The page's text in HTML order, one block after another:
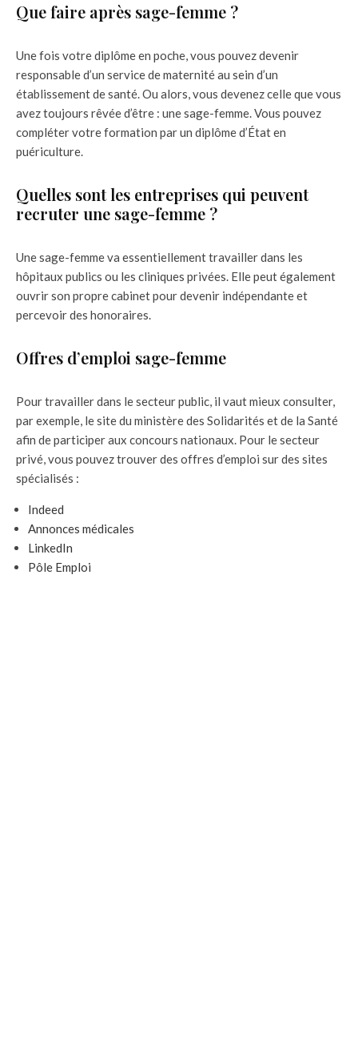
Que faire après sage-femme ?
Une fois votre diplôme en poche, vous pouvez devenir
responsable d’un service de maternité au sein d’un
établissement de santé. Ou alors, vous devenez celle que vous
avez toujours rêvée d’être : une sage-femme. Vous pouvez
compléter votre formation par un diplôme d’État en
puériculture.
Quelles sont les entreprises qui peuvent
recruter une sage-femme ?
Une sage-femme va essentiellement travailler dans les
hôpitaux publics ou les cliniques privées. Elle peut également
ouvrir son propre cabinet pour devenir indépendante et
percevoir des honoraires.
Offres d’emploi sage-femme
Pour travailler dans le secteur public, il vaut mieux consulter,
par exemple, le site du ministère des Solidarités et de la Santé
afin de participer aux concours nationaux. Pour le secteur
privé, vous pouvez trouver des offres d’emploi sur des sites
spécialisés :
Indeed
Annonces médicales
LinkedIn
Pôle Emploi